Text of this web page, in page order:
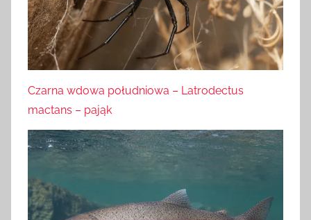
Czarna wdowa południowa – Latrodectus
mactans – pająk